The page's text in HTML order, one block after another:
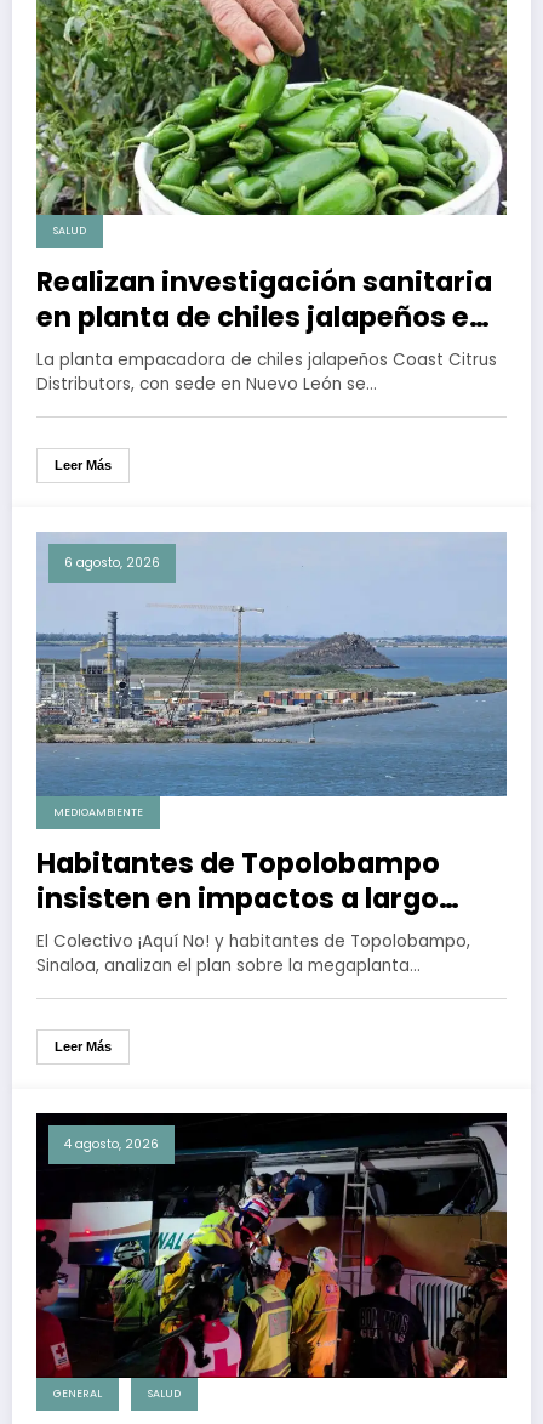
SALUD
Realizan investigación sanitaria
en planta de chiles jalapeños en
NL por brote de Salmonella en EU
La planta empacadora de chiles jalapeños Coast Citrus
Distributors, con sede en Nuevo León se…
Leer Más
6 agosto, 2026
MEDIOAMBIENTE
Habitantes de Topolobampo
insisten en impactos a largo
plazo de mega planta de
amoniaco
El Colectivo ¡Aquí No! y habitantes de Topolobampo,
Sinaloa, analizan el plan sobre la megaplanta…
Leer Más
4 agosto, 2026
GENERAL SALUD